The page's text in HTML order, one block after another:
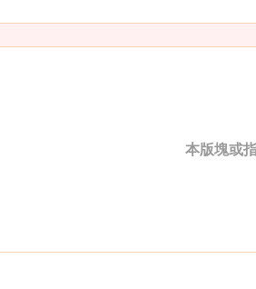
本版塊或